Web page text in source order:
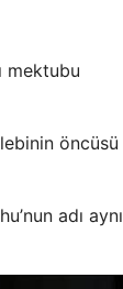
mektubu
öncüsü
adı aynı